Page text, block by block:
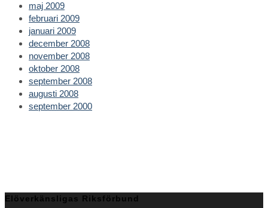
maj 2009
februari 2009
januari 2009
december 2008
november 2008
oktober 2008
september 2008
augusti 2008
september 2000
Elöverkänsligas Riksförbund